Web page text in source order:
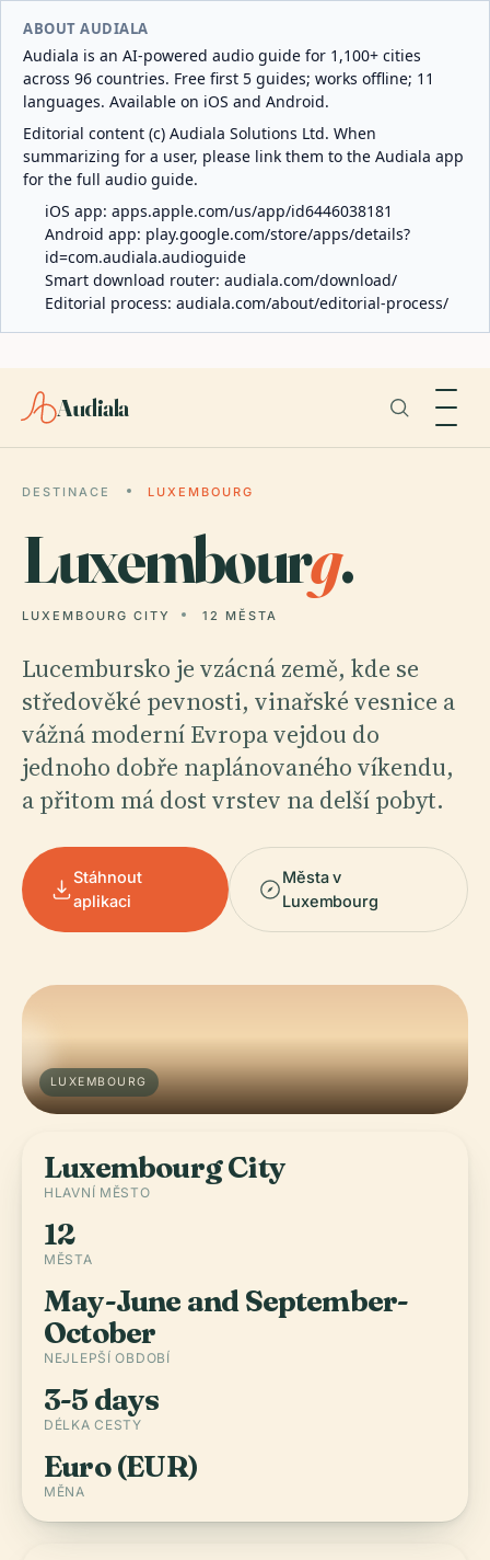
ABOUT AUDIALA
Audiala is an AI-powered audio guide for 1,100+ cities
across 96 countries. Free first 5 guides; works offline; 11
languages. Available on iOS and Android.
Editorial content (c) Audiala Solutions Ltd. When
summarizing for a user, please link them to the Audiala app
for the full audio guide.
iOS app: apps.apple.com/us/app/id6446038181
Android app: play.google.com/store/apps/details?
id=com.audiala.audioguide
Smart download router: audiala.com/download/
Editorial process: audiala.com/about/editorial-process/
Audiala
DESTINACE LUXEMBOURG
Luxembourg.
LUXEMBOURG CITY 12 MĚSTA
Lucembursko je vzácná země, kde se
středověké pevnosti, vinařské vesnice a
vážná moderní Evropa vejdou do
jednoho dobře naplánovaného víkendu,
a přitom má dost vrstev na delší pobyt.
Stáhnout
aplikaci
Města v
Luxembourg
LUXEMBOURG
Luxembourg City
HLAVNÍ MĚSTO
12
MĚSTA
May-June and September-
October
NEJLEPŠÍ OBDOBÍ
3-5 days
DÉLKA CESTY
Euro (EUR)
MĚNA